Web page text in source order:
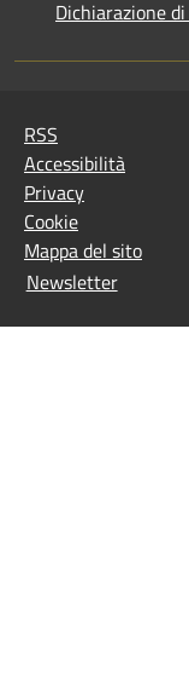
Dichiarazione
RSS
Accessibilità
Privacy
Cookie
Mappa del sito
Newsletter